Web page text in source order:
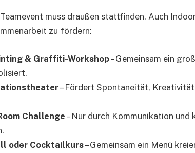
muss draußen stattfinden. Auch
zu fördern:
& Graffiti-Workshop– Gemeinsam ein
– Fördert Spontaneität,
Challenge– Nur durch Kommunikation
oder Cocktailkurs– Gemeinsam ein Menü